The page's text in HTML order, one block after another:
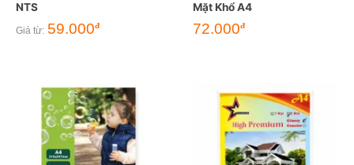
NTS
Giá từ: 59.000đ
Mặt Khổ A4
72.000đ